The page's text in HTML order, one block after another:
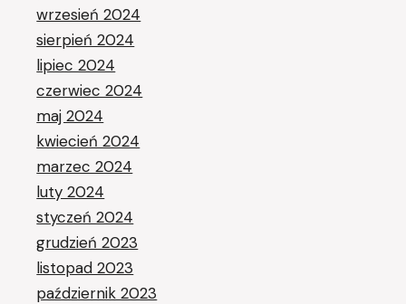
wrzesień 2024
sierpień 2024
lipiec 2024
czerwiec 2024
maj 2024
kwiecień 2024
marzec 2024
luty 2024
styczeń 2024
grudzień 2023
listopad 2023
październik 2023